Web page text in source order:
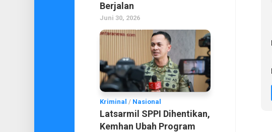
Berjalan
Juni 30, 2026
Kriminal / Nasional
Latsarmil SPPI Dihentikan,
Kemhan Ubah Program